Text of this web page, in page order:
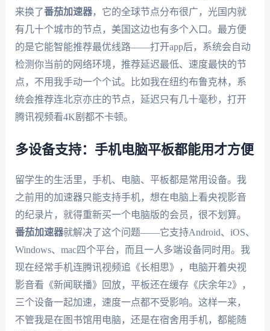
来换了番茄加速器，它的全球节点分布很广，光国内就
有几十个城市的节点，美国这边也有多个入口。最方便
的是它能智能推荐最优线路——打开app后，系统会自动
检测你当前的网络环境，推荐延迟最低、速度最快的节
点，不用我手动一个个试。比如我在纽约布鲁克林，系
统会推荐连北京亦庄的节点，延迟只有几十毫秒，打开
腾讯视频看4K剧都不卡顿。
多设备支持：手机电脑平板都能用才方便
留学生的生活里，手机、电脑、平板都是常用设备。我
之前用的加速器只能支持手机，想在电脑上看央视影音
的纪录片，就得重新买一个电脑版的会员，很不划算。
番茄加速器就解决了这个问题——它支持Android、iOS、
Windows、mac四个平台，而且一人多端设备同时用。我
现在经常手机连腾讯视频追《长相思》，电脑开着央视
影音看《新闻联播》回放，平板还在缓存《庆余年2》，
三个设备一起加速，速度一点都不受影响。这样一来，
不管我是在图书馆用电脑，还是在宿舍用手机，都能随